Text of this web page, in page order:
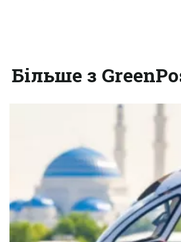
Більше з